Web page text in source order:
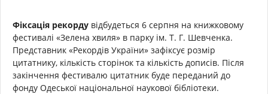
Фіксація рекорду відбудеться 6 серпня на книжковому
фестивалі «Зелена хвиля» в парку ім. Т. Г. Шевченка.
Представник «Рекордів України» зафіксує розмір
цитатнику, кількість сторінок та кількість дописів. Після
закінчення фестивалю цитатник буде переданий до
фонду Одеської національної наукової бібліотеки.